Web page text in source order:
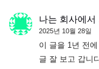
나는 회사에
2025년 10월 28일
이 글을 1년 전
글 잘 보고 갑니